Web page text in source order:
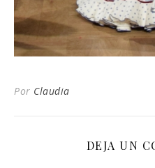
Por Claudia
DEJA UN